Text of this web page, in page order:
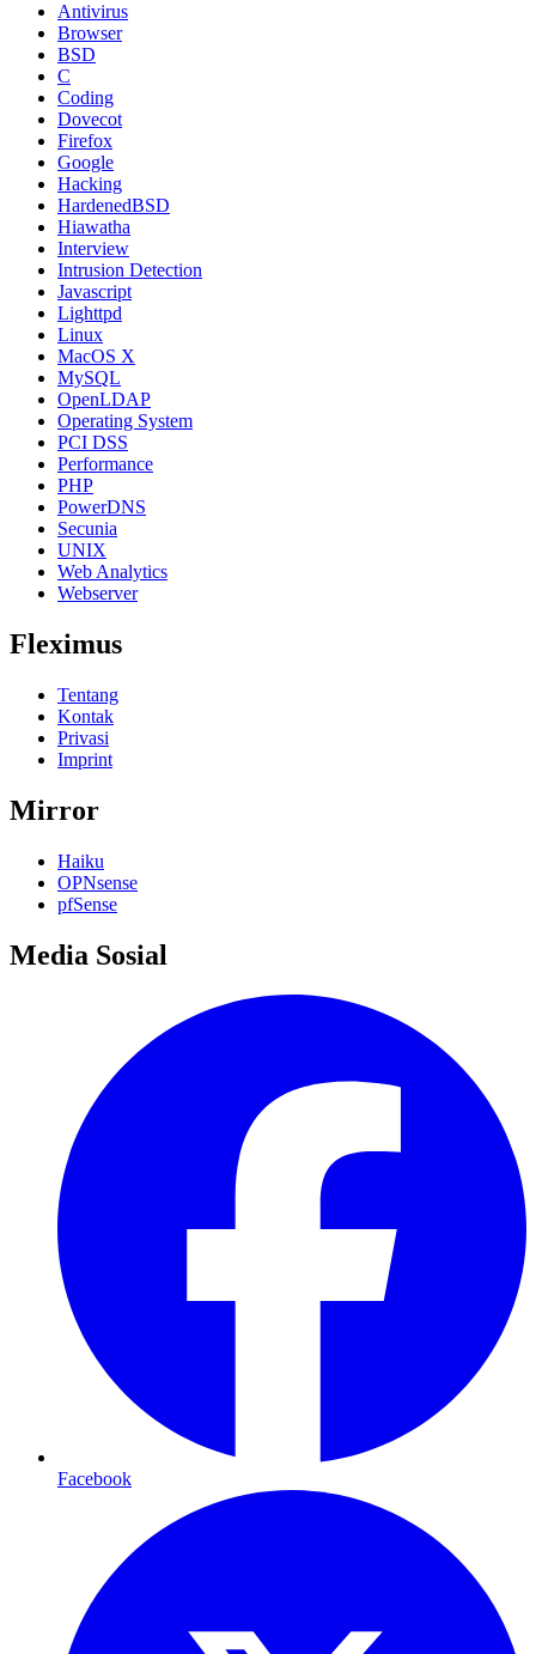
Antivirus
Browser
BSD
C
Coding
Dovecot
Firefox
Google
Hacking
HardenedBSD
Hiawatha
Interview
Intrusion Detection
Javascript
Lighttpd
Linux
MacOS X
MySQL
OpenLDAP
Operating System
PCI DSS
Performance
PHP
PowerDNS
Secunia
UNIX
Web Analytics
Webserver
Fleximus
Tentang
Kontak
Privasi
Imprint
Mirror
Haiku
OPNsense
pfSense
Media Sosial
Facebook